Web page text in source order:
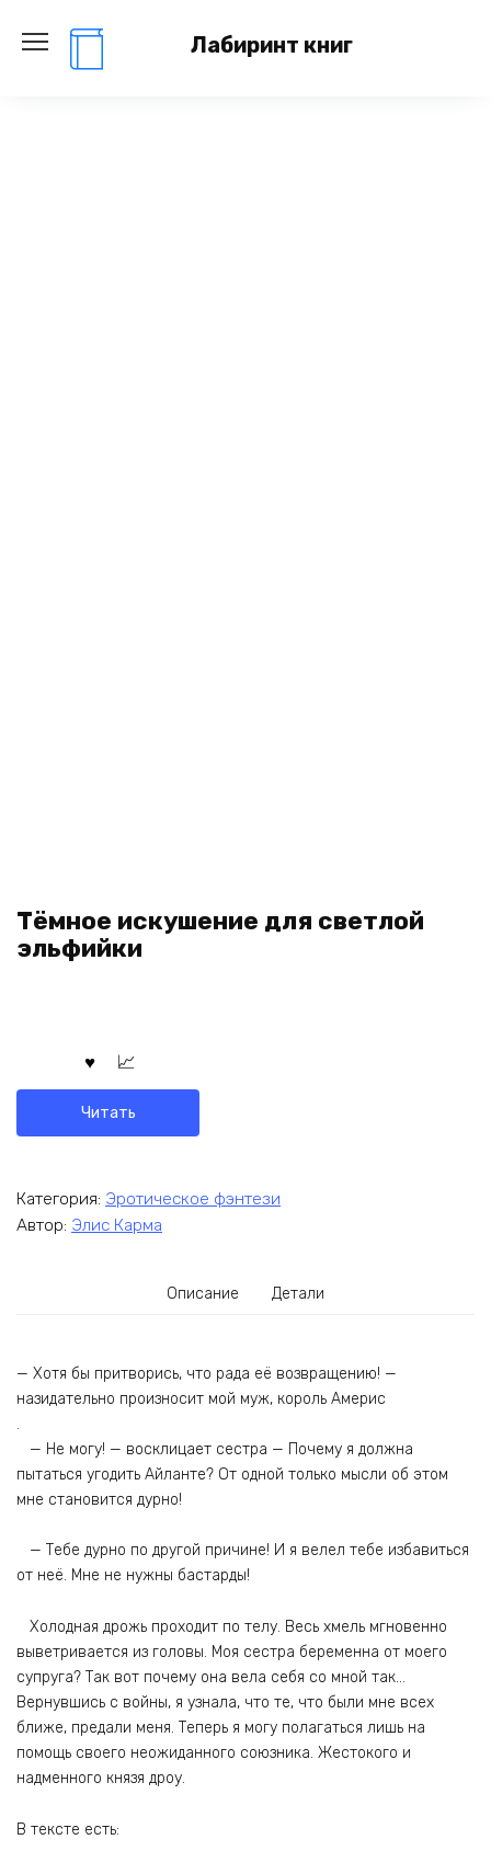
содержанию
Лабиринт книг
Тёмное искушение для светлой
эльфийки
Читать
Категория: Эротическое фэнтези
Автор: Элис Карма
Описание Детали
— Хотя бы притворись, что рада её возвращению! —
назидательно произносит мой муж, король Америс
.
— Не могу! — восклицает сестра — Почему я должна
пытаться угодить Айланте? От одной только мысли об этом
мне становится дурно!
— Тебе дурно по другой причине! И я велел тебе избавиться
от неё. Мне не нужны бастарды!
Холодная дрожь проходит по телу. Весь хмель мгновенно
выветривается из головы. Моя сестра беременна от моего
супруга? Так вот почему она вела себя со мной так…
Вернувшись с войны, я узнала, что те, что были мне всех
ближе, предали меня. Теперь я могу полагаться лишь на
помощь своего неожиданного союзника. Жестокого и
надменного князя дроу.
В тексте есть: